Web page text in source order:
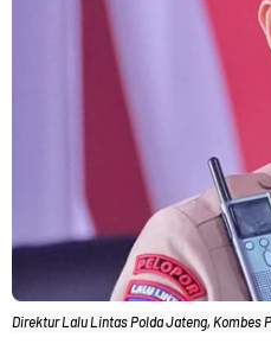
Direktur Lalu Lintas Polda Jateng, Kombes